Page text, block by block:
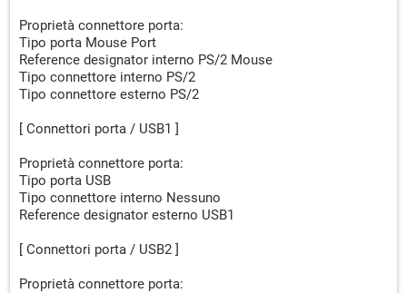
Proprietà connettore porta:
Tipo porta Mouse Port
Reference designator interno PS/2 Mouse
Tipo connettore interno PS/2
Tipo connettore esterno PS/2
[ Connettori porta / USB1 ]
Proprietà connettore porta:
Tipo porta USB
Tipo connettore interno Nessuno
Reference designator esterno USB1
[ Connettori porta / USB2 ]
Proprietà connettore porta: